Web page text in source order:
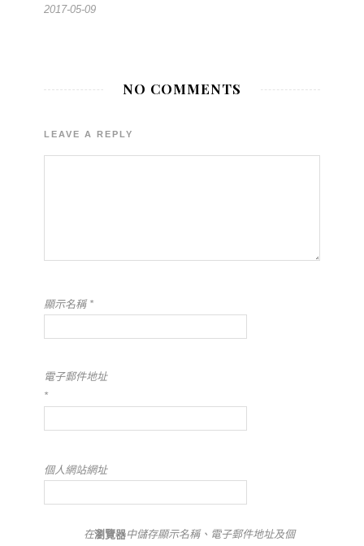
2017-05-09
NO COMMENTS
LEAVE A REPLY
顯示名稱 *
電子郵件地址
*
個人網站網址
在瀏覽器中儲存顯示名稱、電子郵件地址及個